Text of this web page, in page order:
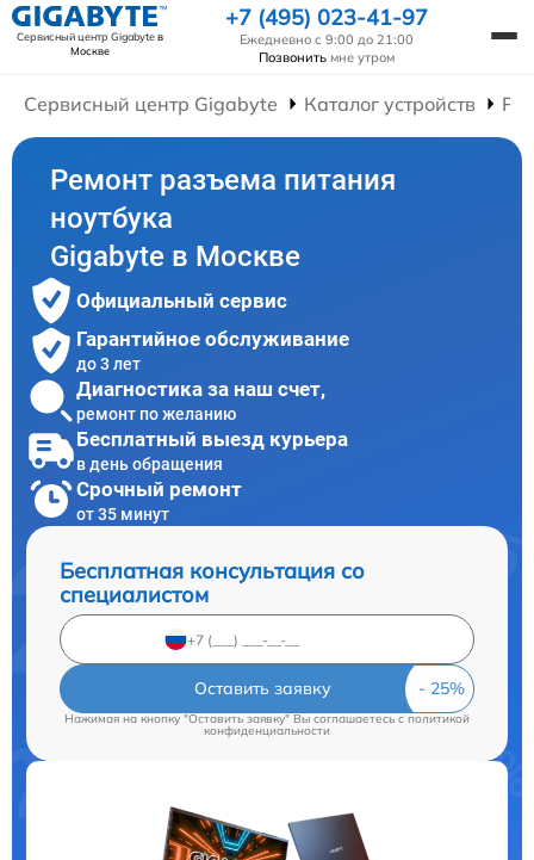
Сервисный центр Gigabyteв
Москве
+7 (495) 023-41-97
Ежедневно с 9:00 до 21:00
Позвонить мне утром
Сервисный центр Gigabyte Каталог устройств
Ремонт разъема питания
ноутбука
Gigabyte в Москве
Официальный сервис
Гарантийное обслуживание
до 3 лет
Диагностика за наш счет,
ремонт по желанию
Бесплатный выезд курьера
в день обращения
Срочный ремонт
от 35 минут
Бесплатная консультация со
специалистом
Оставить заявку
Нажимая на кнопку "Оставить заявку" Вы соглашаетесь cполитикой
конфиденциальности